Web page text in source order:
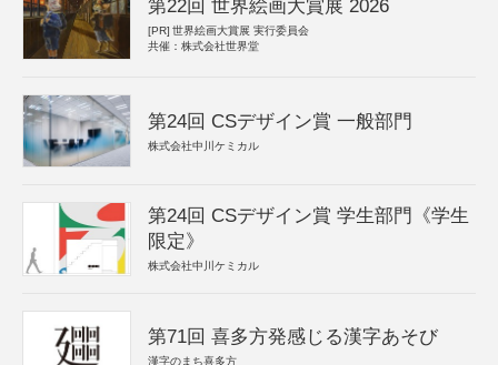
第22回 世界絵画大賞展 2026
[PR] 世界絵画大賞展 実行委員会
共催：株式会社世界堂
第24回 CSデザイン賞 一般部門
株式会社中川ケミカル
第24回 CSデザイン賞 学生部門《学生
限定》
株式会社中川ケミカル
第71回 喜多方発感じる漢字あそび
漢字のまち喜多方